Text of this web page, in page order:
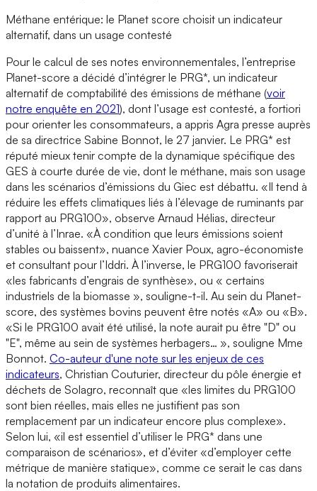
Méthane entérique: le Planet score choisit un indicateur
alternatif, dans un usage contesté
Pour le calcul de ses notes environnementales, l’entreprise
Planet-score a décidé d’intégrer le PRG*, un indicateur
alternatif de comptabilité des émissions de méthane (voir
notre enquête en 2021), dont l’usage est contesté, a fortiori
pour orienter les consommateurs, a appris Agra presse auprès
de sa directrice Sabine Bonnot, le 27 janvier. Le PRG* est
réputé mieux tenir compte de la dynamique spécifique des
GES à courte durée de vie, dont le méthane, mais son usage
dans les scénarios d’émissions du Giec est débattu. «Il tend à
réduire les effets climatiques liés à l’élevage de ruminants par
rapport au PRG100», observe Arnaud Hélias, directeur
d’unité à l’Inrae. «À condition que leurs émissions soient
stables ou baissent», nuance Xavier Poux, agro-économiste
et consultant pour l’Iddri. À l’inverse, le PRG100 favoriserait
«les fabricants d’engrais de synthèse», ou « certains
industriels de la biomasse », souligne-t-il. Au sein du Planet-
score, des systèmes bovins peuvent être notés «A» ou «B».
«Si le PRG100 avait été utilisé, la note aurait pu être "D" ou
"E", même au sein de systèmes herbagers… », souligne Mme
Bonnot. Co-auteur d'une note sur les enjeux de ces
indicateurs, Christian Couturier, directeur du pôle énergie et
déchets de Solagro, reconnaît que «les limites du PRG100
sont bien réelles, mais elles ne justifient pas son
remplacement par un indicateur encore plus complexe».
Selon lui, «il est essentiel d’utiliser le PRG* dans une
comparaison de scénarios», et d’éviter «d’employer cette
métrique de manière statique», comme ce serait le cas dans
la notation de produits alimentaires.